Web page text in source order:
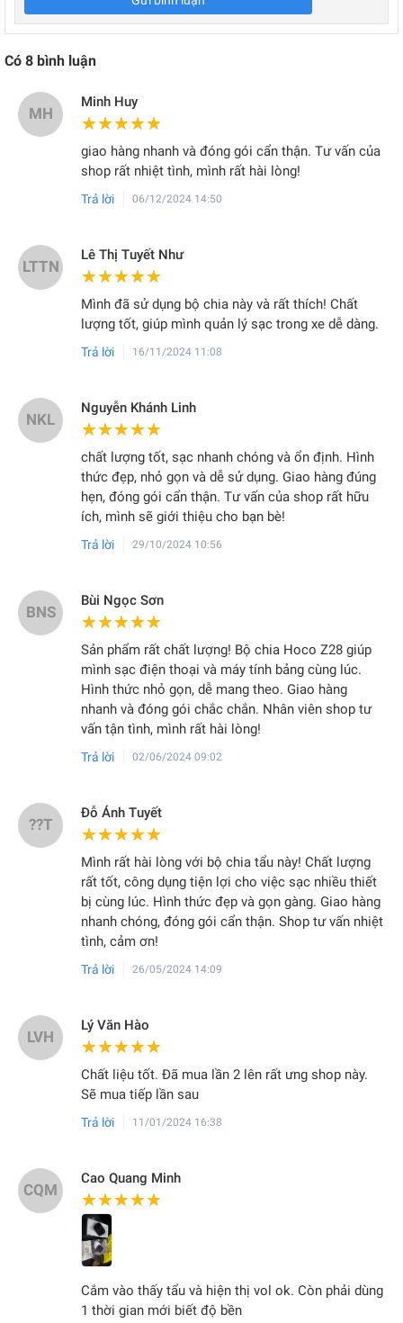
Có 8 bình luận
MH
Minh Huy
★★★★★
★★★★★
giao hàng nhanh và đóng gói cẩn thận. Tư vấn của
shop rất nhiệt tình, mình rất hài lòng!
Trả lời 06/12/2024 14:50
LTTN
Lê Thị Tuyết Như
★★★★★
★★★★★
Mình đã sử dụng bộ chia này và rất thích! Chất
lượng tốt, giúp mình quản lý sạc trong xe dễ dàng.
Trả lời 16/11/2024 11:08
NKL
Nguyễn Khánh Linh
★★★★★
★★★★★
chất lượng tốt, sạc nhanh chóng và ổn định. Hình
thức đẹp, nhỏ gọn và dễ sử dụng. Giao hàng đúng
hẹn, đóng gói cẩn thận. Tư vấn của shop rất hữu
ích, mình sẽ giới thiệu cho bạn bè!
Trả lời 29/10/2024 10:56
BNS
Bùi Ngọc Sơn
★★★★★
★★★★★
Sản phẩm rất chất lượng! Bộ chia Hoco Z28 giúp
mình sạc điện thoại và máy tính bảng cùng lúc.
Hình thức nhỏ gọn, dễ mang theo. Giao hàng
nhanh và đóng gói chắc chắn. Nhân viên shop tư
vấn tận tình, mình rất hài lòng!
Trả lời 02/06/2024 09:02
??T
Đỗ Ánh Tuyết
★★★★★
★★★★★
Mình rất hài lòng với bộ chia tẩu này! Chất lượng
rất tốt, công dụng tiện lợi cho việc sạc nhiều thiết
bị cùng lúc. Hình thức đẹp và gọn gàng. Giao hàng
nhanh chóng, đóng gói cẩn thận. Shop tư vấn nhiệt
tình, cảm ơn!
Trả lời 26/05/2024 14:09
LVH
Lý Văn Hào
★★★★★
★★★★★
Chất liệu tốt. Đã mua lần 2 lên rất ưng shop này.
Sẽ mua tiếp lần sau
Trả lời 11/01/2024 16:38
CQM
Cao Quang Minh
★★★★★
★★★★★
Cắm vào thấy tẩu và hiện thị vol ok. Còn phải dùng
1 thời gian mới biết độ bền